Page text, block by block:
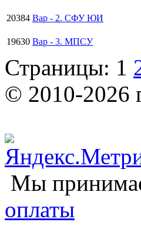
20384 Вар - 2. СФУ ЮИ
19630 Вар - 3. МПСУ
Страницы: 1
© 2010-2026
Мы
оплаты